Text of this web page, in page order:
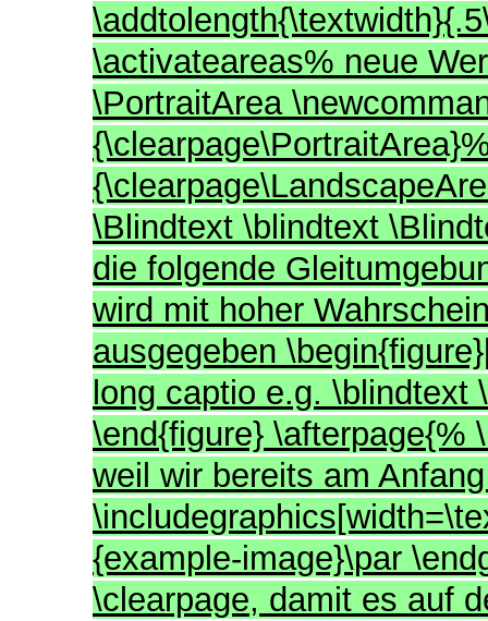
\activateareas% neue
\PortraitArea
\Blindtext \blindtext
die folgende
wird mit hoher
ausgegeben
long captio e.g.
\end{figure} \afterpage{%
weil wir bereits am
{example-image}\par
\clearpage, damit es auf